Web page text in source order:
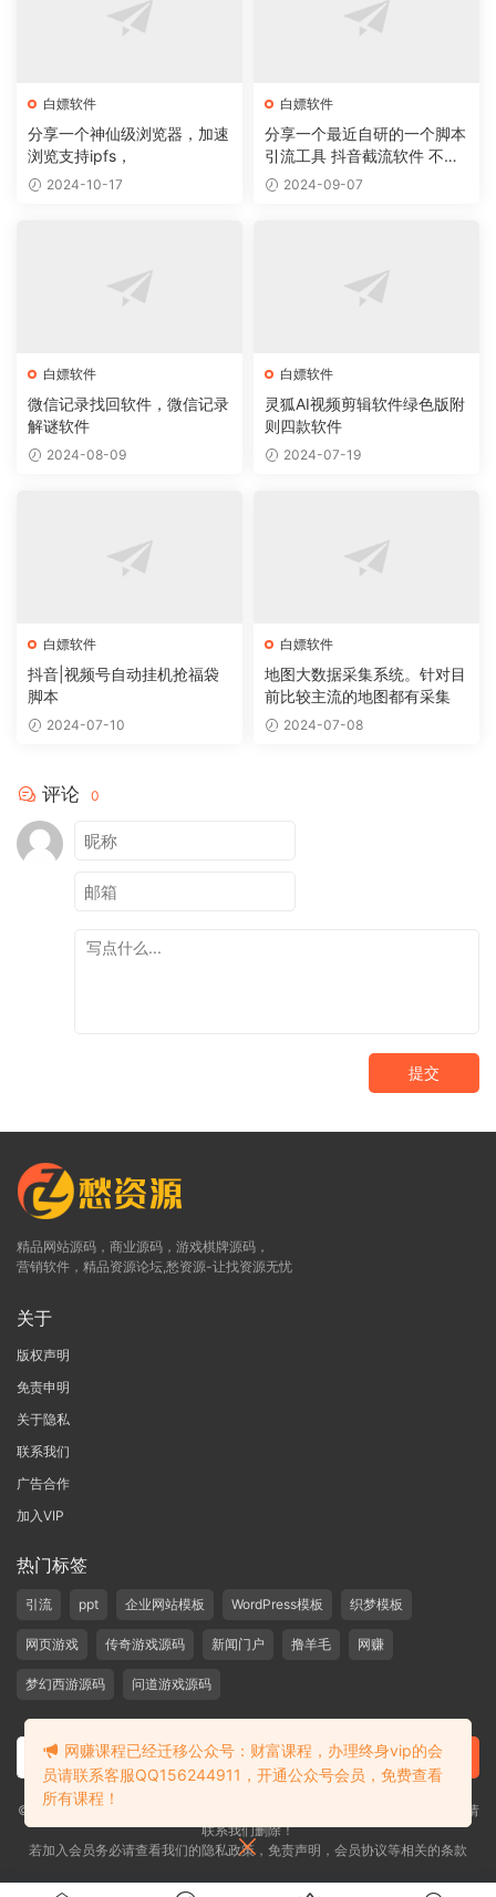
白嫖软件
分享一个神仙级浏览器，加速
浏览支持ipfs，
2024-10-17
白嫖软件
分享一个最近自研的一个脚本
引流工具 抖音截流软件 不封
号 无痕
2024-09-07
白嫖软件
微信记录找回软件，微信记录
解谜软件
2024-08-09
白嫖软件
灵狐AI视频剪辑软件绿色版附
则四款软件
2024-07-19
白嫖软件
抖音|视频号自动挂机抢福袋
脚本
2024-07-10
白嫖软件
地图大数据采集系统。针对目
前比较主流的地图都有采集
2024-07-08
评论 0
提交
精品网站源码，商业源码，游戏棋牌源码，
营销软件，精品资源论坛,愁资源-让找资源无忧
关于
版权声明
免责申明
关于隐私
联系我们
广告合作
加入VIP
热门标签
引流 ppt 企业网站模板 WordPress模板 织梦模板
网页游戏 传奇游戏源码 新闻门户 撸羊毛 网赚
梦幻西游源码 问道游戏源码
©2019-2020 愁资源 站内大部分资源收集于网络，若侵犯了您的合法权益，请
联系我们删除！
若加入会员务必请查看我们的隐私政策，免责声明，会员协议等相关的条款
网赚课程已经迁移公众号：财富课程，办理终身vip的会
员请联系客服QQ156244911，开通公众号会员，免费查看
所有课程！